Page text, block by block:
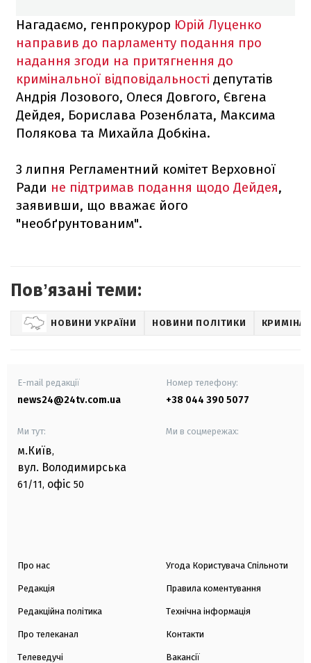
Нагадаємо, генпрокурор Юрій Луценко
направив до парламенту подання про
надання згоди на притягнення до
кримінальної відповідальності депутатів
Андрія Лозового, Олеся Довгого, Євгена
Дейдея, Борислава Розенблата, Максима
Полякова та Михайла Добкіна.
3 липня Регламентний комітет Верховної
Ради не підтримав подання щодо Дейдея,
заявивши, що вважає його
"необґрунтованим".
Повʼязані теми:
НОВИНИ УКРАЇНИ НОВИНИ ПОЛІТИКИ
E-mail редакції
news24@24tv.com.ua
Номер телефону:
+38 044 390 5077
Ми тут:
м.Київ,
вул. Володимирська
61/11, офіс 50
Ми в соцмережах:
Про нас
Редакція
Редакційна політика
Про телеканал
Телеведучі
Угода Користувача Спільноти
Правила коментування
Технічна інформація
Контакти
Вакансії